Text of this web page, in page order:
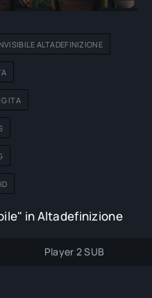
ALTADEFINIZIONE
ITA
in Altadefinizione
Player 2 SUB